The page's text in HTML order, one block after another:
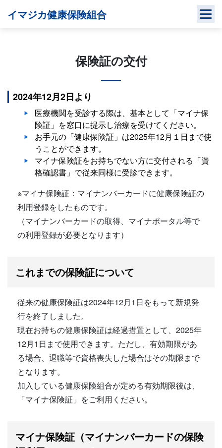
イマジカ健康保険組合
保険証の交付
2024年12月2日より
医療機関を受診する際は、基本として「マイナ保
険証」を窓口に提示し治療を受けてください。
お手元の「健康保険証」は2025年12月１日まで使
うことができます。
マイナ保険証をお持ちでない方に交付される「資
格確認書」で従来同様に受診できます。
※マイナ保険証：マイナンバーカードに健康保険証の
利用登録をしたものです。
（マイナンバーカードの取得、マイナポータル等で
の利用登録が必要となります）
これまでの保険証について
従来の健康保険証は2024年12月1日をもって新規発
行を終了しました。
現在お持ちの健康保険証は経過措置として、2025年
12月1日まで使用できます。ただし、有効期限があ
る場合、退職等で資格喪失した場合はその期限まで
となります。
加入している健康保険組合が定める有効期限後は、
「マイナ保険証」をご利用ください。
マイナ保険証（マイナンバーカードの保険